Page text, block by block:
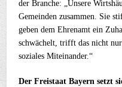
der Branche: „Unsere
Gemeinden zusammen. Sie
geben dem Ehrenamt ein
schwächelt, trifft das nicht
soziales Miteinander.“
Der Freistaat Bayern setzt